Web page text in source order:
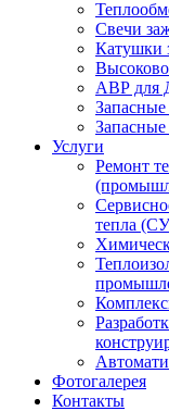
Свечи
Катушки
АВР для
Услуги
Ремонт
тепла
Фотогалерея
Контакты